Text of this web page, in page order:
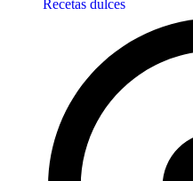
Recetas dulces